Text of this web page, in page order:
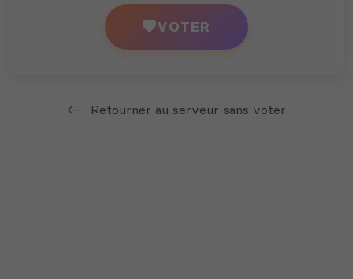
VOTER
Retourner au serveur sans voter